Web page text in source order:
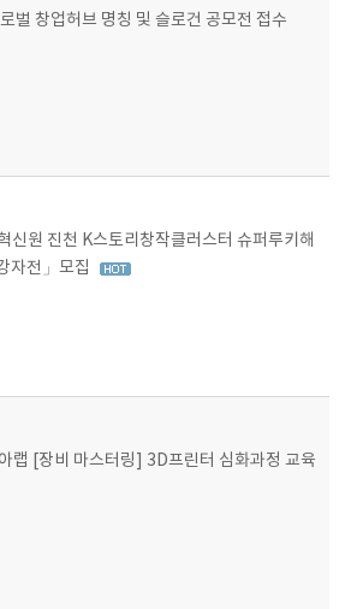
벌 창업허브 명칭 및 슬로건 공모전 접수
신원 진천 K스토리창작클러스터 슈퍼루키해
자전」모집
랩 [장비 마스터링] 3D프린터 심화과정 교육